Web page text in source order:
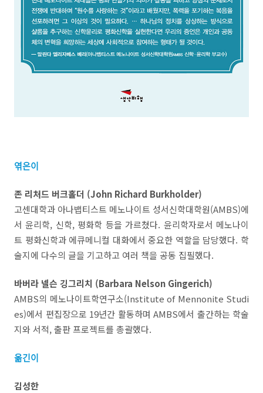
엮은이
존 리처드 버크홀더 (John Richard Burkholder)
고센대학과 아나뱁티스트 메노나이트 성서신학대학원(AMBS)에
서 윤리학, 신학, 평화학 등을 가르쳤다. 윤리학자로서 메노나이
트 평화신학과 에큐메니컬 대화에서 중요한 역할을 담당했다. 학
술지에 다수의 글을 기고하고 여러 책을 공동 집필했다.
바버라 넬슨 깅그리치 (Barbara Nelson Gingerich)
AMBS의 메노나이트학연구소(Institute of Mennonite Studi
es)에서 편집장으로 19년간 활동하며 AMBS에서 출간하는 학술
지와 서적, 출판 프로젝트를 총괄했다.
옮긴이
김성한